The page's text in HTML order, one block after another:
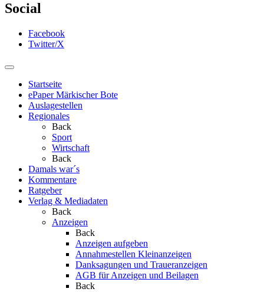
Social
Facebook
Twitter/X
Startseite
ePaper Märkischer Bote
Auslagestellen
Regionales
Back
Sport
Wirtschaft
Back
Damals war´s
Kommentare
Ratgeber
Verlag & Mediadaten
Back
Anzeigen
Back
Anzeigen aufgeben
Annahmestellen Kleinanzeigen
Danksagungen und Traueranzeigen
AGB für Anzeigen und Beilagen
Back